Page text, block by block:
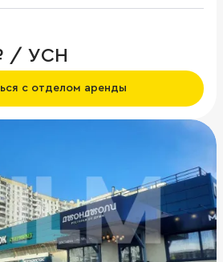
/ УСН
с отделом аренды